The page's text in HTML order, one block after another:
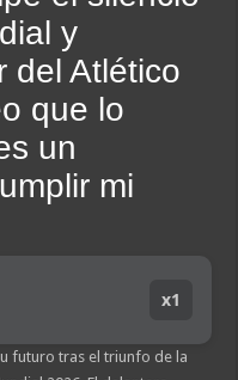
un robo en Italia: «Quién
en medio de una operación
piden a la Justicia que intime al
en la marcha contra la Ley de
de Julio de Vido y su
a una senadora K que quiso
y
del Atlético
que lo
un
mi
x1
futuro tras el triunfo de la